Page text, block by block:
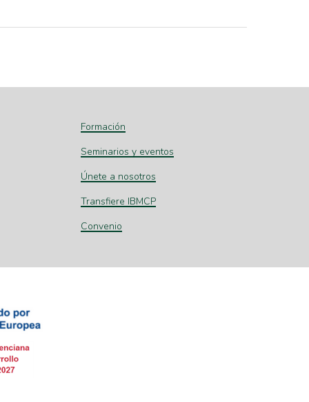
Formación
Seminarios y eventos
Únete a nosotros
Transfiere IBMCP
Convenio